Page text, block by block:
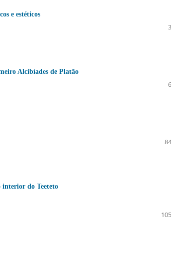
e estéticos
Alcibíades de Platão
interior do Teeteto